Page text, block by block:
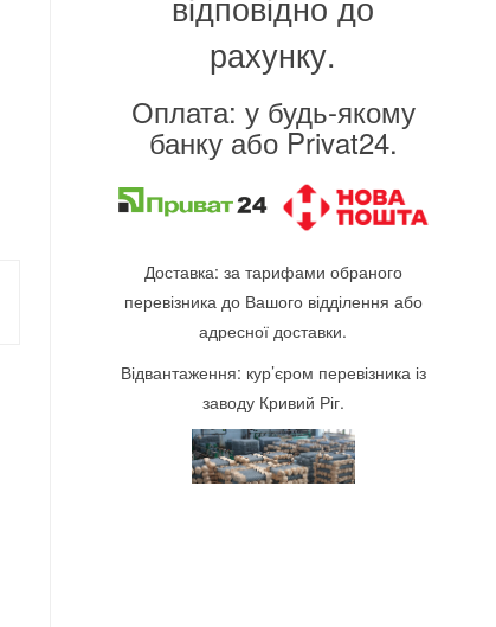
рахунку.
Оплата: у будь-якому
банку або Privat24.
Доставка: за тарифами обраного
перевізника до Вашого відділення або
адресної доставки.
Відвантаження: кур’єром перевізника із
заводу Кривий Ріг.